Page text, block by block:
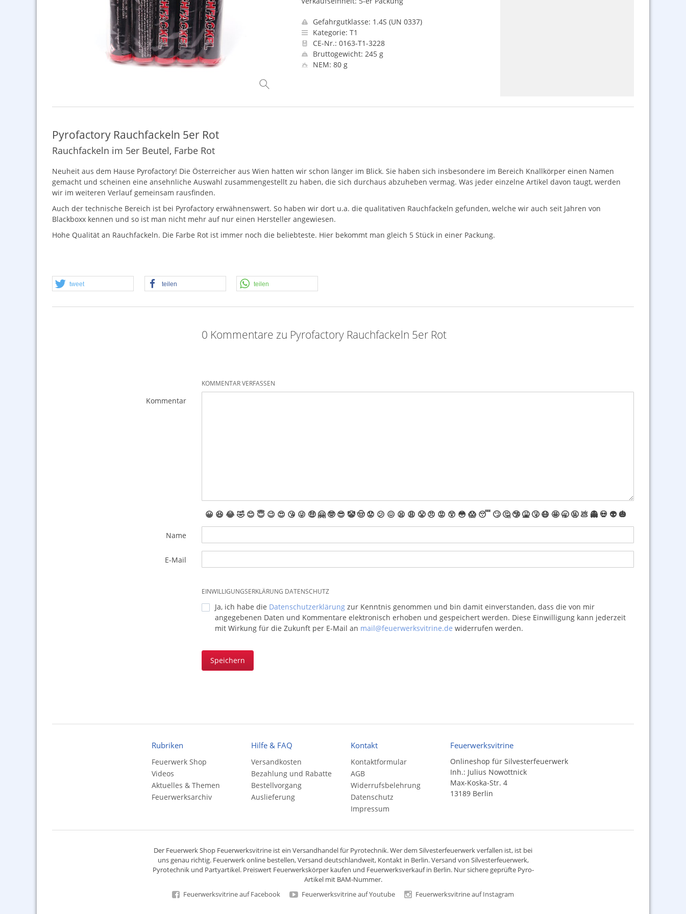
Gefahrgutklasse: 1.4S (UN 0337)
Kategorie: T1
CE-Nr.: 0163-T1-3228
Bruttogewicht: 245 g
NEM: 80 g
Pyrofactory Rauchfackeln 5er Rot
Rauchfackeln im 5er Beutel, Farbe Rot
Neuheit aus dem Hause Pyrofactory! Die Österreicher aus Wien hatten wir schon länger im Blick. Sie haben sich insbesondere im Bereich Knallkörper einen Namen
gemacht und scheinen eine ansehnliche Auswahl zusammengestellt zu haben, die sich durchaus abzuheben vermag. Was jeder einzelne Artikel davon taugt, werden
wir im weiteren Verlauf gemeinsam rausfinden.
Auch der technische Bereich ist bei Pyrofactory erwähnenswert. So haben wir dort u.a. die qualitativen Rauchfackeln gefunden, welche wir auch seit Jahren von
Blackboxx kennen und so ist man nicht mehr auf nur einen Hersteller angewiesen.
Hohe Qualität an Rauchfackeln. Die Farbe Rot ist immer noch die beliebteste. Hier bekommt man gleich 5 Stück in einer Packung.
tweet teilen teilen
0 Kommentare zu Pyrofactory Rauchfackeln 5er Rot
KOMMENTAR VERFASSEN
Kommentar
😀 😆 😂🤣 😊 😇 😉 😍 😘 😜 🤑 🤗 🤓 😎 🤡🤠 😟 😕 😖 😫 😩 😤 😠 😡 😲 😳 😱 😴 🙄 🤔 🤥 🤮 🤧 😷 🤩 🥱 🤬 💩 👻 💀 👽 🎃
Name
E-Mail
EINWILLIGUNGSERKLÄRUNG DATENSCHUTZ
Ja, ich habe die Datenschutzerklärungzur Kenntnis genommen und bin damit einverstanden, dass die von mir
angegebenen Daten und Kommentare elektronisch erhoben und gespeichert werden. Diese Einwilligung kann jederzeit
mit Wirkung für die Zukunft per E-Mail an mail@feuerwerksvitrine.de widerrufen werden.
Speichern
Rubriken
Feuerwerk Shop
Videos
Aktuelles & Themen
Feuerwerksarchiv
Hilfe & FAQ
Versandkosten
Bezahlung und Rabatte
Bestellvorgang
Auslieferung
Kontakt
Kontaktformular
AGB
Widerrufsbelehrung
Datenschutz
Impressum
Feuerwerksvitrine
Onlineshop für Silvesterfeuerwerk
Inh.: Julius Nowottnick
Max-Koska-Str. 4
13189 Berlin
Der Feuerwerk Shop Feuerwerksvitrine ist ein Versandhandelfür Pyrotechnik. Wer dem Silvesterfeuerwerk verfallen ist, ist bei
uns genau richtig. Feuerwerk online bestellen,Versand deutschlandweit, Kontakt in Berlin. Versand von Silvesterfeuerwerk,
Pyrotechnikund Partyartikel. Preiswert Feuerwerkskörperkaufen und Feuerwerksverkauf in Berlin. Nur sichere geprüfte Pyro-
Artikel mit BAM-Nummer.
Feuerwerksvitrine auf Facebook
Feuerwerksvitrine auf Youtube Feuerwerksvitrine auf Instagram